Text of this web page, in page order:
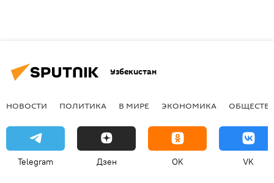
Узбекистан
НОВОСТИ ПОЛИТИКА В МИРЕ ЭКОНОМИКА
Telegram Дзен OK VK